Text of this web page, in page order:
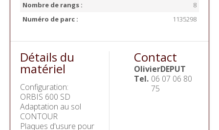
Nombre de rangs :
8
Numéro de parc :
1135298
Détails du
matériel
Configuration:
ORBIS 600 SD
Adaptation au sol
CONTOUR
Plaques d'usure pour
Contact
OlivierDEPUT
Tel. 06 07 06 80
75